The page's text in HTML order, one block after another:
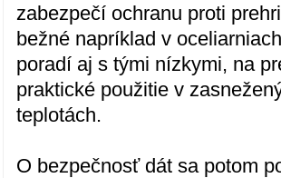
zabezpečí ochranu proti
bežné napríklad v
poradí aj s tými nízkymi, na
praktické použitie v
teplotách.
O bezpečnosť dát sa potom